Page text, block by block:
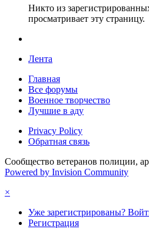
Никто из
просматривает эту страницу.
Лента
Главная
Все форумы
Военное творчество
Лучшие в аду
Privacy Policy
Обратная связь
Сообщество ветеранов полиции,
Powered by Invision Community
×
Уже зарегистрированы?
Регистрация